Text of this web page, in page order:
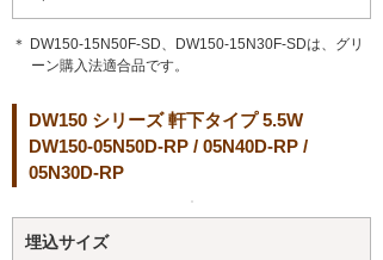
＊ DW150-15N50F-SD、DW150-15N30F-SDは、グリ
ーン購入法適合品です。
DW150 シリーズ 軒下タイプ 5.5W
DW150-05N50D-RP / 05N40D-RP /
05N30D-RP
埋込サイズ